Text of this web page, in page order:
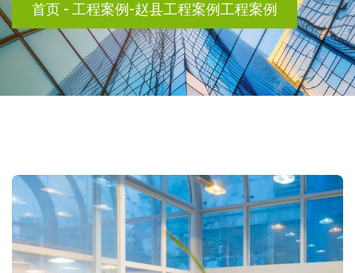
首页 - 工程案例-赵县工程案例工程案例